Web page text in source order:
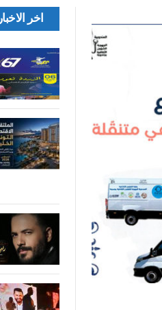
اخر الاخبار